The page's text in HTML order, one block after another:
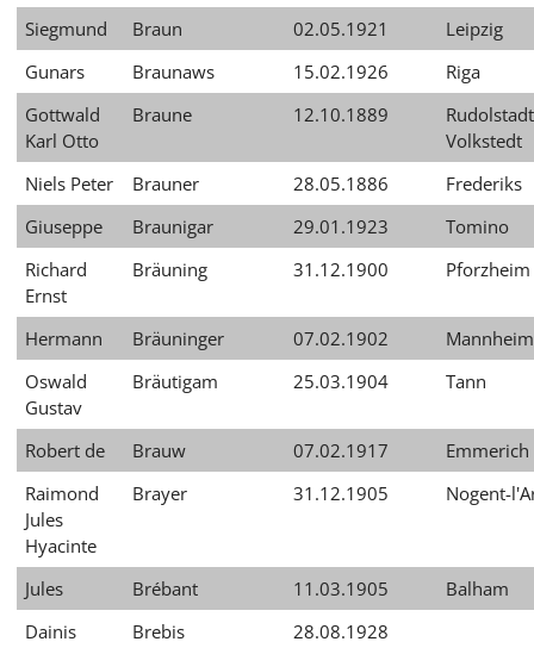
Siegmund Braun 02.05.1921
Leipzig
Gunars
Braunaws 15.02.1926
Riga
Gottwald
Karl Otto
Braune 12.10.1889
Volkstedt
Niels Peter
Brauner 28.05.1886
Frederiks
Giuseppe
Braunigar 29.01.1923
Tomino
Richard
Ernst
Bräuning 31.12.1900 Pforzheim
Hermann Bräuninger 07.02.1902
Mannheim
Oswald
Gustav
Bräutigam 25.03.1904 Tann
Robert de Brauw 07.02.1917
Emmerich
Raimond
Jules
Hyacinte
Brayer 31.12.1905 Nogent-
Jules Brébant 11.03.1905
Balham
Dainis
Brebis
28.08.1928